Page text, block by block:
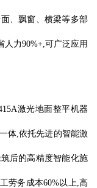
、飘窗、横梁等多部
力90%+,可广泛应用
激光地面整平机器
体,依托先进的智能激
后的高精度智能化施
劳务成本60%以上,高